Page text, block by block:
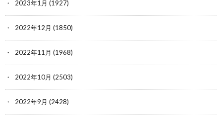
2023年1月 (1927)
2022年12月 (1850)
2022年11月 (1968)
2022年10月 (2503)
2022年9月 (2428)